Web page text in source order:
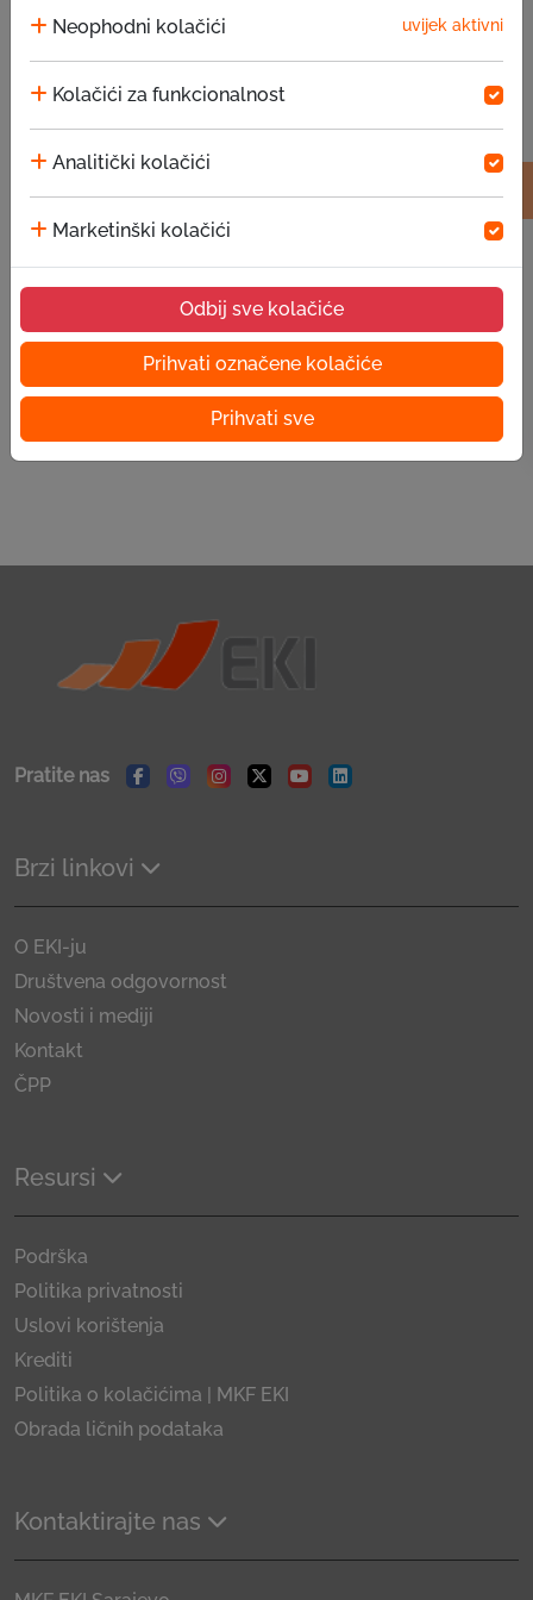
Neophodni kolačići uvijek aktivni
Kolačići za funkcionalnost
Analitički kolačići
Marketinški kolačići
Odbij sve kolačiće
Prihvati označene kolačiće
Prihvati sve
Poruka
Pošalji
Pratite nas
Facebook
ViberInstagram
TwitterYoutubeLinkedin
Brzi linkovi
O EKI-ju
Društvena odgovornost
Novosti i mediji
Kontakt
ČPP
Resursi
Podrška
Politika privatnosti
Uslovi korištenja
Krediti
Politika o kolačićima | MKF EKI
Obrada ličnih podataka
Kontaktirajte nas